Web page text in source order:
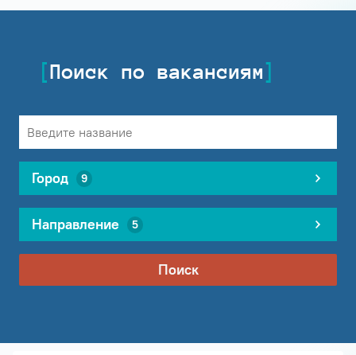
Поиск по вакансиям
Город 9
Направление 5
Поиск